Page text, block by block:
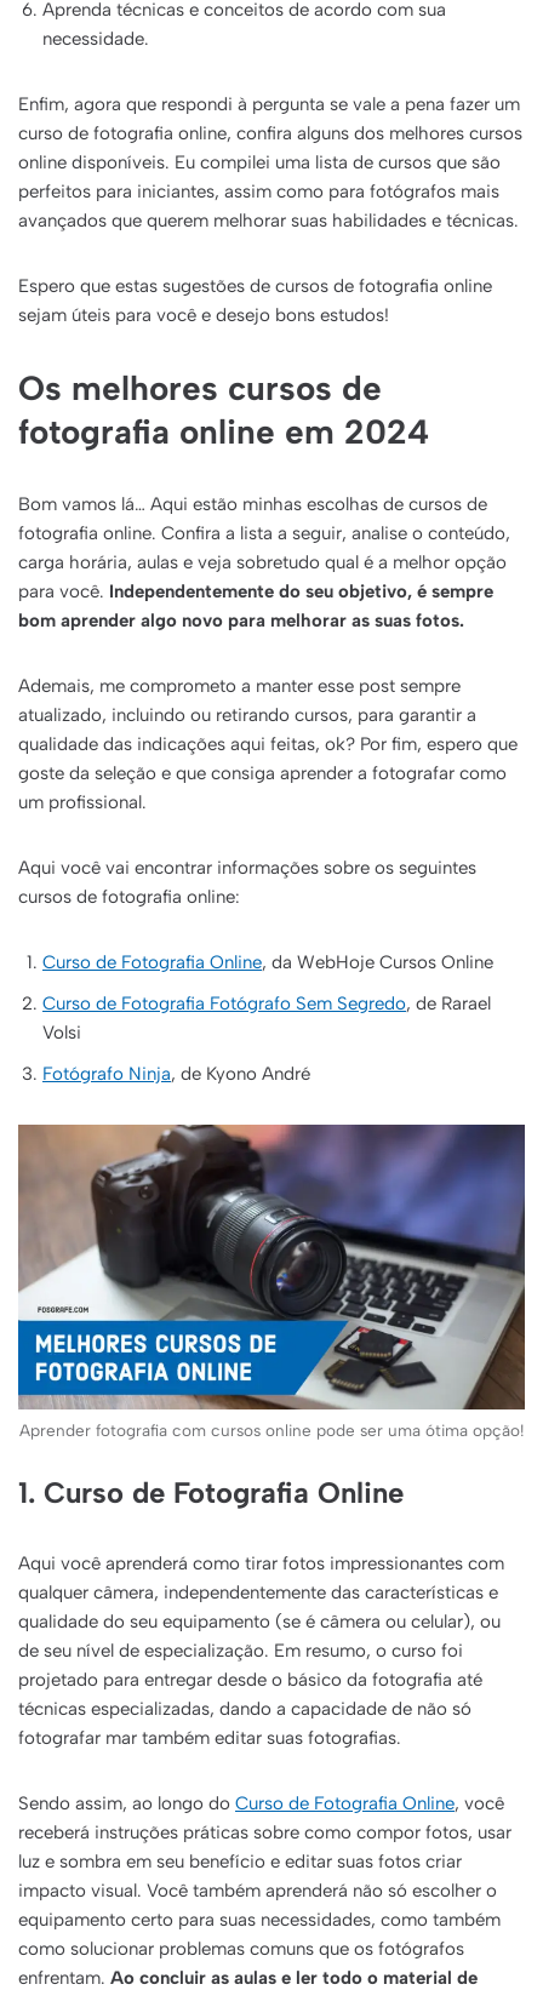
Aprenda técnicas e conceitos de acordo com sua
necessidade.
Enfim, agora que respondi à pergunta se vale a pena fazer um
curso de fotografia online, confira alguns dos melhores cursos
online disponíveis. Eu compilei uma lista de cursos que são
perfeitos para iniciantes, assim como para fotógrafos mais
avançados que querem melhorar suas habilidades e técnicas.
Espero que estas sugestões de cursos de fotografia online
sejam úteis para você e desejo bons estudos!
Os melhores cursos de
fotografia online em 2024
Bom vamos lá… Aqui estão minhas escolhas de cursos de
fotografia online. Confira a lista a seguir, analise o conteúdo,
carga horária, aulas e veja sobretudo qual é a melhor opção
para você. Independentemente do seu objetivo, é sempre
bom aprender algo novo para melhorar as suas fotos.
Ademais, me comprometo a manter esse post sempre
atualizado, incluindo ou retirando cursos, para garantir a
qualidade das indicações aqui feitas, ok? Por fim, espero que
goste da seleção e que consiga aprender a fotografar como
um profissional.
Aqui você vai encontrar informações sobre os seguintes
cursos de fotografia online:
Curso de Fotografia Online, da WebHoje Cursos Online
Curso de Fotografia Fotógrafo Sem Segredo, de Rarael
Volsi
Fotógrafo Ninja, de Kyono André
Aprender fotografia com cursos online pode ser uma ótima opção!
1. Curso de Fotografia Online
Aqui você aprenderá como tirar fotos impressionantes com
qualquer câmera, independentemente das características e
qualidade do seu equipamento (se é câmera ou celular), ou
de seu nível de especialização. Em resumo, o curso foi
projetado para entregar desde o básico da fotografia até
técnicas especializadas, dando a capacidade de não só
fotografar mar também editar suas fotografias.
Sendo assim, ao longo do Curso de Fotografia Online, você
receberá instruções práticas sobre como compor fotos, usar
luz e sombra em seu benefício e editar suas fotos criar
impacto visual. Você também aprenderá não só escolher o
equipamento certo para suas necessidades, como também
como solucionar problemas comuns que os fotógrafos
enfrentam. Ao concluir as aulas e ler todo o material de